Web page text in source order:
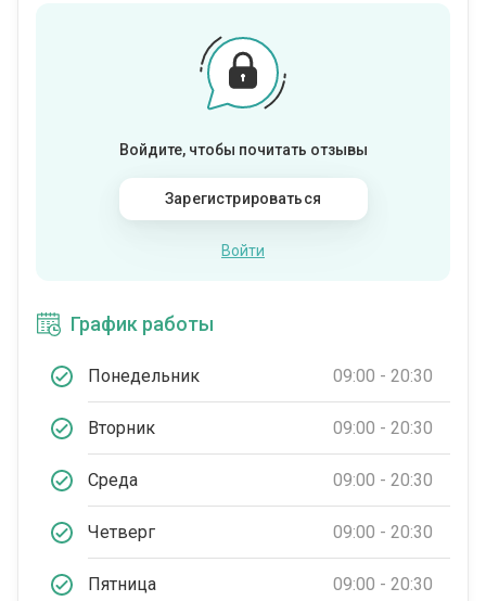
Войдите, чтобы почитать отзывы
Зарегистрироваться
Войти
График работы
Понедельник 09:00 - 20:30
Вторник 09:00 - 20:30
Среда 09:00 - 20:30
Четверг 09:00 - 20:30
Пятница 09:00 - 20:30